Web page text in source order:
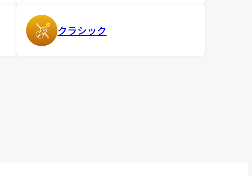
クラシック